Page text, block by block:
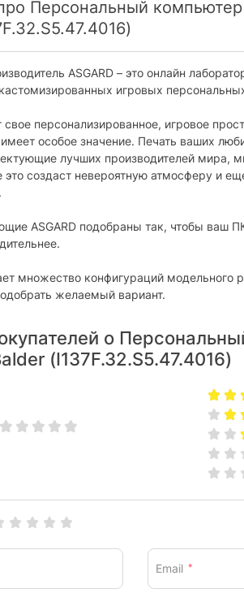
Персональный компьютер
ASGARD – это онлайн
игровых
персонализированное, игровое
особое значение. Печать ваших
лучших производителей мира,
это создаст невероятную атмосферу и
ASGARD подобраны так, чтобы ваш
множество конфигураций модельного
желаемый вариант.
о
(I137F.32.S5.47.4016)
Email *